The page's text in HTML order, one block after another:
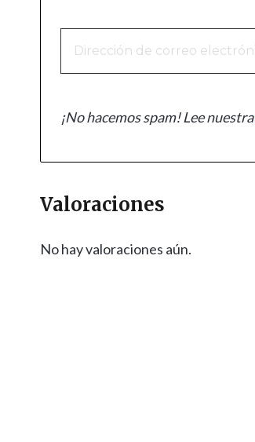
¡No hacemos spam! Lee nuestra
Valoraciones
No hay valoraciones aún.